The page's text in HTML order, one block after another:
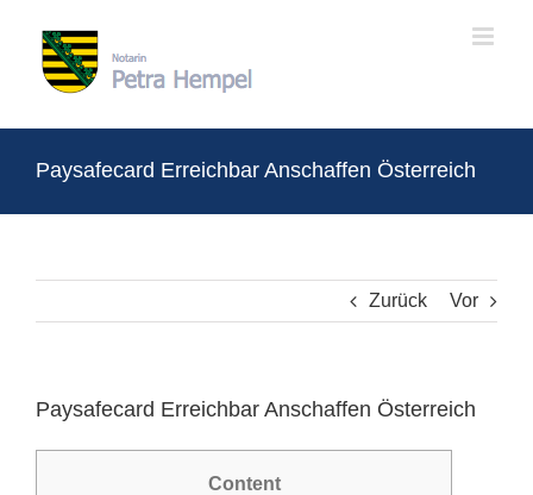
Inhalt
springen
Paysafecard Erreichbar Anschaffen Österreich
Zurück Vor
Paysafecard Erreichbar Anschaffen Österreich
Content